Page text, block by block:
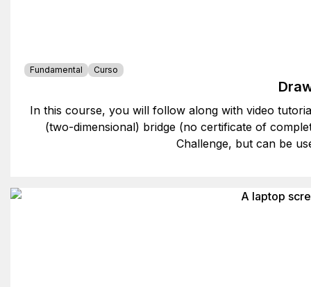
Fundamental Curso
In this course, you will follow along with video
(two-dimensional) bridge (no certificate of
Challenge, but can be